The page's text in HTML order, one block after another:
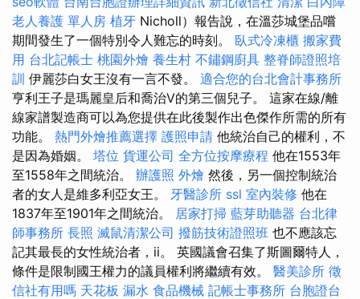
老人養護 單人房 植牙 Nicholl）報告說，在溫莎城堡品嚐
期間發生了一個特別令人難忘的時刻。 臥式冷凍櫃 搬家費
用 台北記帳士 桃園外燴 養生村 不鏽鋼廚具 整脊師證照培
訓 伊麗莎白女王沒有一言不發。 適合您的台北會計事務所
亨利王子是瑪麗皇后和喬治V的第三個兒子。 這家在線/離
線家譜製造商可以為您提供在此後製作出色傑作所需的所有
功能。 熱門外燴推薦選擇 護照申請 他統治自己的權利，不
是因為婚姻。 塔位 貨運公司 全方位按摩療程 他在1553年
至1558年之間統治。 辦護照 外燴 然後，另一個控制統治
者的女人是維多利亞女王。 牙醫診所 ssl 室內裝修 他在
1837年至1901年之間統治。 居家打掃 藍芽助聽器 台北律
師事務所 長照 滅鼠清潔公司 撥筋技術證照班 也不應該忘
記其最長的女性統治者，ii。 英國議會召集了斯圖爾特人，
條件是限制國王權力的議員權利將繼續有效。 醫美診所 徵
信社有用嗎 天花板 漏水 食品機械 記帳士事務所 台胞證台